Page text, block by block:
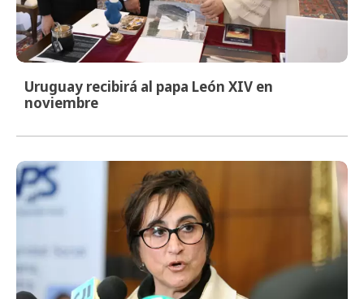
Uruguay recibirá al papa León XIV en
noviembre